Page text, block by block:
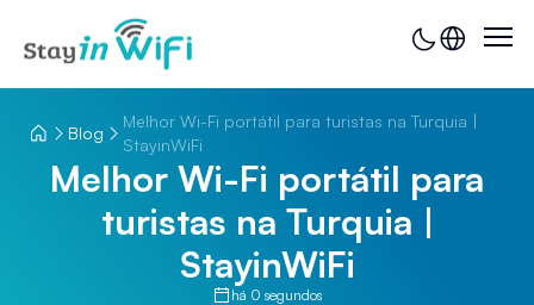
Blog
Melhor Wi-Fi portátil para turistas na Turquia |
StayinWiFi
Melhor Wi-Fi portátil para
turistas na Turquia |
StayinWiFi
há 0 segundos